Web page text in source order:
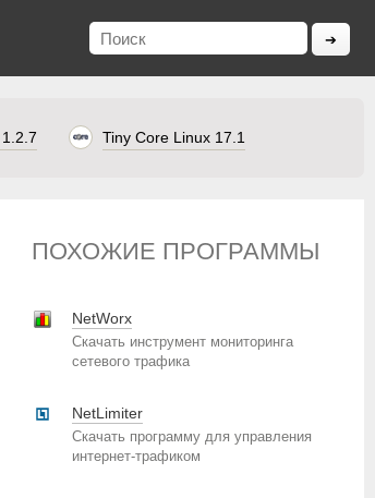
Tiny Core Linux 17.1
ПОХОЖИЕ ПРОГРАММЫ
NetWorx
Скачать инструмент мониторинга
сетевого трафика
NetLimiter
Скачать программу для управления
интернет-трафиком